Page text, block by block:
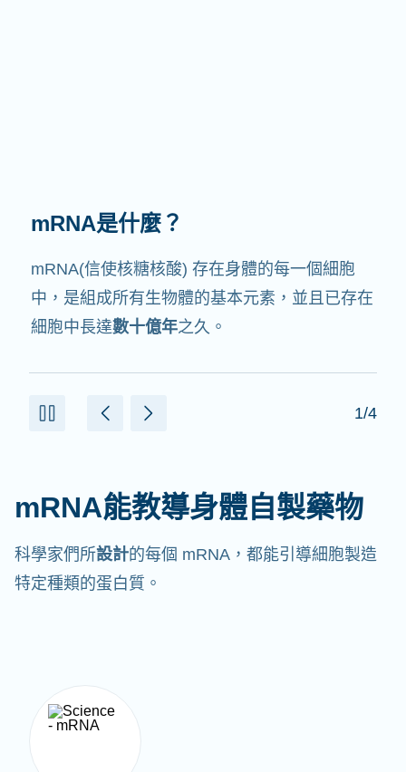
mRNA有何作用？
mRNA的中文翻譯是信使核糖核酸，就如它的名
字，它就是信使，會與細胞中其他協助製造蛋白
質的成份交互作用。
2/4
mRNA能教導身體自製藥物
科學家們所設計的每個 mRNA，都能引導細胞製造
特定種類的蛋白質。